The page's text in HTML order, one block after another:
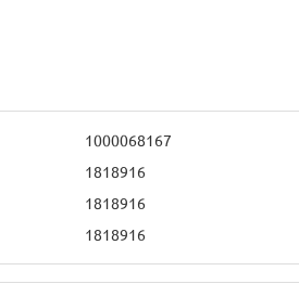
1000068167
1818916
1818916
1818916